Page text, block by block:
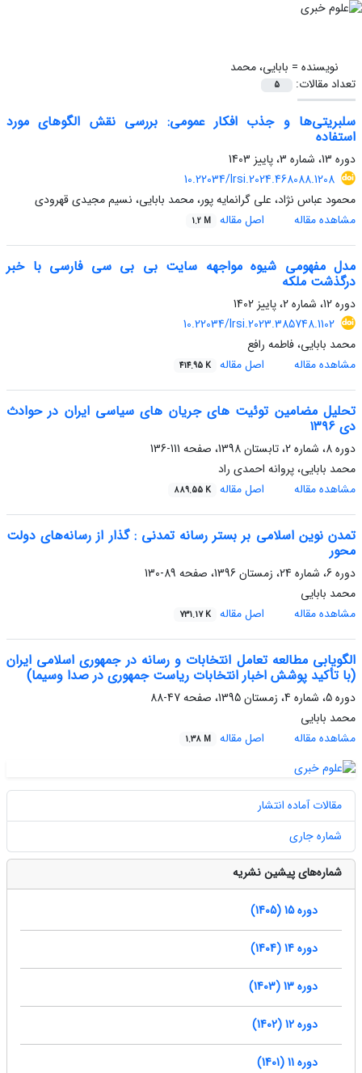
نویسنده = بابایی، محمد
تعداد مقالات:
5
سلبریتی‌ها و جذب افکار عمومی: بررسی نقش الگوهای مورد
استفاده
دوره 13، شماره 3، پاییز 1403
10.22034/lrsi.2024.468088.1208
محمود عباس نژاد، علی گرانمایه پور، محمد بابایی، نسیم مجیدی قهرودی
مشاهده مقاله
اصل مقاله 1.2 M
مدل مفهومی شیوه مواجهه سایت بی‌ بی‌ سی فارسی با خبر
درگذشت ملکه
دوره 12، شماره 2، پاییز 1402
10.22034/lrsi.2023.385748.1102
محمد بابایی، فاطمه رافع
مشاهده مقاله
اصل مقاله 414.95 K
تحلیل مضامین توئیت های جریان های سیاسی ایران در حوادث
دی ۱۳۹۶
دوره 8، شماره 2، تابستان 1398، صفحه
111-136
محمد بابایی، پروانه احمدی راد
مشاهده مقاله
اصل مقاله 889.55 K
تمدن نوین اسلامی بر بستر رسانه تمدنی : گذار از رسانه‌های دولت
‏محور
دوره 6، شماره 24، زمستان 1396، صفحه
89-130
محمد بابایی
مشاهده مقاله
اصل مقاله 731.17 K
الگویابی مطالعه تعامل انتخابات و رسانه در جمهوری اسلامی ایران
(با تأکید پوشش اخبار انتخابات ریاست جمهوری در صدا وسیما)
دوره 5، شماره 4، زمستان 1395، صفحه
47-88
محمد بابایی
مشاهده مقاله
اصل مقاله 1.38 M
مقالات آماده انتشار
شماره جاری
شماره‌های پیشین نشریه
دوره 15 (1405)
دوره 14 (1404)
دوره 13 (1403)
دوره 12 (1402)
دوره 11 (1401)